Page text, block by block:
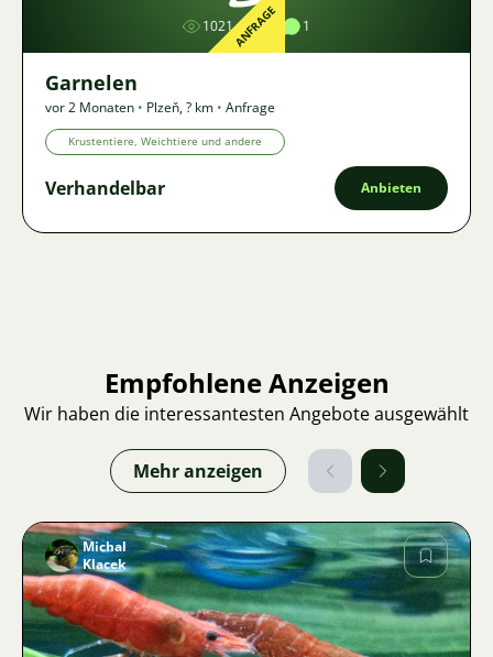
1021 1 1
ANFRAGE
Garnelen
vor 2 Monaten • Plzeň,? km • Anfrage
Krustentiere, Weichtiere und andere
Verhandelbar Anbieten
Empfohlene Anzeigen
Wir haben die interessantesten Angebote ausgewählt
Mehr anzeigen
Bild
Michal
Klacek